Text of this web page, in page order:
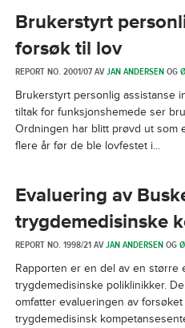
Brukerstyrt
forsøk til lov
REPORT NO. 2001/07 AVJAN ANDERSENOG
Brukerstyrt personlig assistanse
tiltak for funksjonshemede ser
Ordningen har blitt prøvd ut som
flere år før de ble lovfestet i...
Evaluering av
trygdemedisinske
REPORT NO. 1998/21 AVJAN ANDERSENOG
Rapporten er en del av en større
trygdemedisinske poliklinikker.
omfatter evalueringen av
trygdemedisinsk